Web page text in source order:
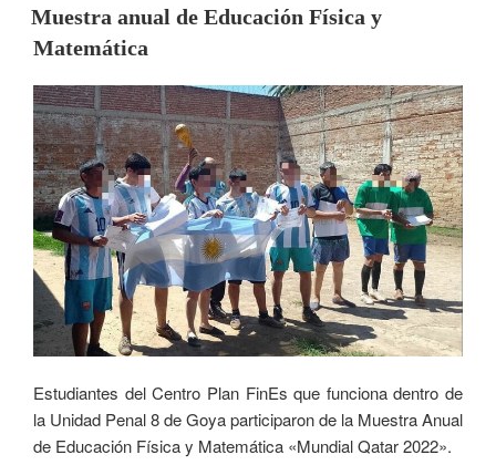
Muestra anual de Educación Física y
Matemática
Estudiantes del Centro Plan FinEs que funciona dentro de
la Unidad Penal 8 de Goya participaron de la Muestra Anual
de Educación Física y Matemática «Mundial Qatar 2022».